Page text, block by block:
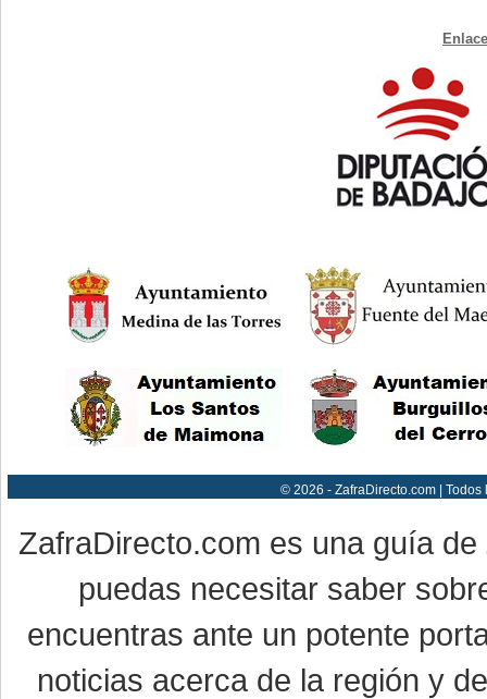
© 2026 - ZafraDirecto.com |
ZafraDirecto.com es una guía de
puedas necesitar saber
encuentras ante un potente
noticias acerca de la región y